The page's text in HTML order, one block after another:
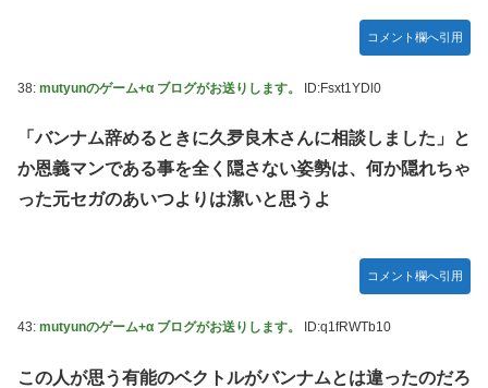
コメント欄へ引用
38: mutyunのゲーム+α ブログがお送りします。 ID:Fsxt1YDl0
「バンナム辞めるときに久夛良木さんに相談しました」と
か恩義マンである事を全く隠さない姿勢は、何か隠れちゃ
った元セガのあいつよりは潔いと思うよ
コメント欄へ引用
43: mutyunのゲーム+α ブログがお送りします。 ID:q1fRWTb10
この人が思う有能のベクトルがバンナムとは違ったのだろ